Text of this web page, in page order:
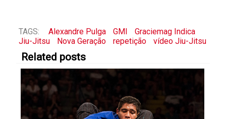
TAGS: Alexandre Pulga GMI
Graciemag Indica
Jiu-Jitsu
Nova Geração repetição vídeo Jiu-Jitsu
Related posts